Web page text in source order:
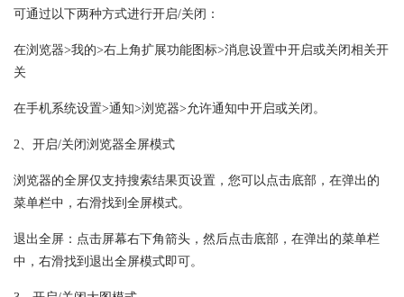
可通过以下两种方式进行开启/关闭：
在浏览器>我的>右上角扩展功能图标>消息设置中开启或关闭相关开
关
在手机系统设置>通知>浏览器>允许通知中开启或关闭。
2、开启/关闭浏览器全屏模式
浏览器的全屏仅支持搜索结果页设置，您可以点击底部，在弹出的
菜单栏中，右滑找到全屏模式。
退出全屏：点击屏幕右下角箭头，然后点击底部，在弹出的菜单栏
中，右滑找到退出全屏模式即可。